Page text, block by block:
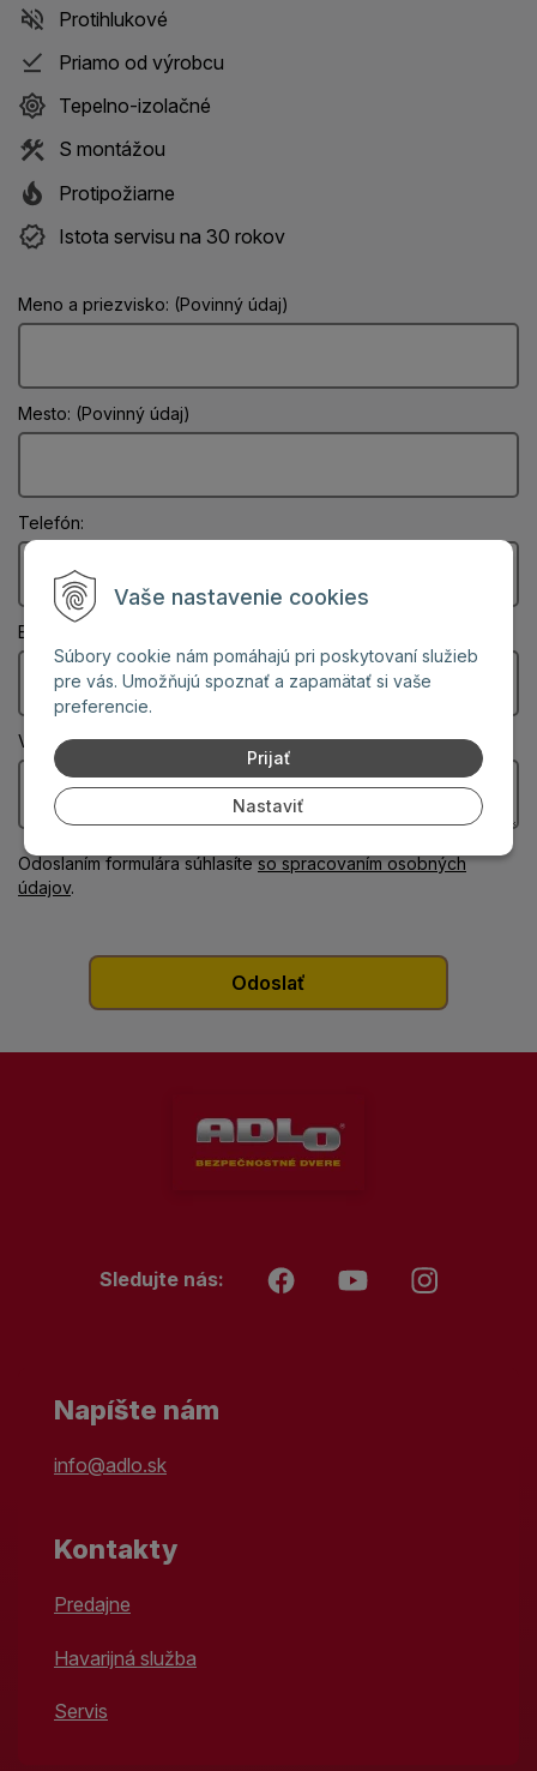
Vaše nastavenie cookies
Súbory cookie nám pomáhajú pri poskytovaní služieb
pre vás. Umožňujú spoznať a zapamätať si vaše
preferencie.
Prijať
Nastaviť
Protihlukové
Priamo od výrobcu
Tepelno-izolačné
S montážou
Protipožiarne
Istota servisu na 30 rokov
Meno a priezvisko: (Povinný údaj)
Mesto: (Povinný údaj)
Telefón:
Email: (Povinný údaj)
Vaša správa: (Povinný údaj)
Odoslaním formulára súhlasíteso spracovaním osobných
údajov.
Sledujte nás:
Napíšte nám
info@adlo.sk
Kontakty
Predajne
Havarijná služba
Servis